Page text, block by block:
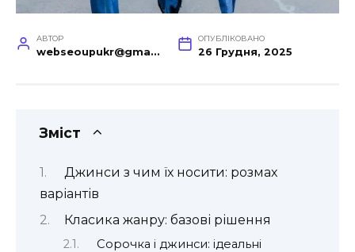
АВТОР
webseoupukr@gmail.com
ОПУБЛІКОВАНО
26 Грудня, 2025
Зміст
Джинси з чим їх носити: розмах
варіантів
Класика жанру: базові рішення
Сорочка і джинси: ідеальні